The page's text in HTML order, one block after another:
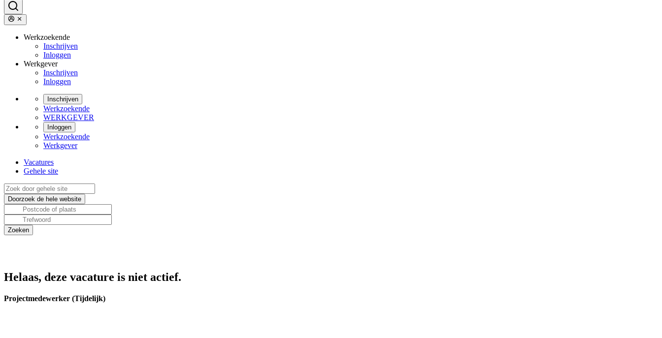
Werkzoekende
Inschrijven
Inloggen
Werkgever
Inschrijven
Inloggen
Inschrijven
Werkzoekende
WERKGEVER
Inloggen
Werkzoekende
Werkgever
Vacatures
Gehele site
Helaas, deze vacature is niet actief.
Projectmedewerker (Tijdelijk)